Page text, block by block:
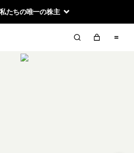
たちの唯一の株主